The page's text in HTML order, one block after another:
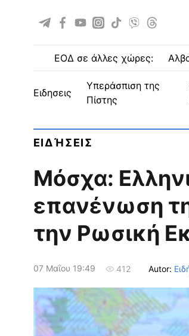
ΕΟΔ σε άλλες χώρες:
ειδησεις
Υπεράσπιση της
Πίστης
ΕΙΔΉΣΕΙΣ
Μόσχα:
επανένωση
την Ρωσική
07 Μαΐου 19:49 412 Autor: